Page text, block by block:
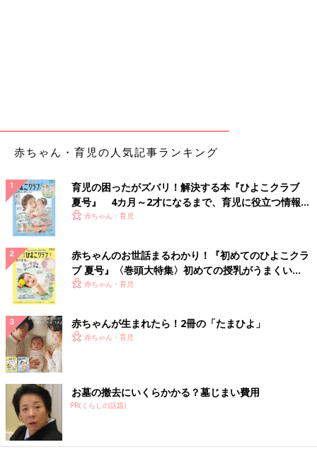
赤ちゃん・育児の人気記事ランキング
育児の困ったがズバリ！解決する本『ひよこクラブ
夏号』 4カ月～2才になるまで、育児に役立つ情報が
いっぱい！
赤ちゃん・育児
赤ちゃんのお世話まるわかり！『初めてのひよこクラ
ブ 夏号』〈巻頭大特集〉初めての授乳がうまくい
く！ おっぱい・ミルクの基本と夏のトラブル 解決テ
赤ちゃん・育児
赤ちゃんが生まれたら！2冊の「たまひよ」
赤ちゃん・育児
お墓の撤去にいくらかかる？墓じまい費用
PR(くらしの話題)